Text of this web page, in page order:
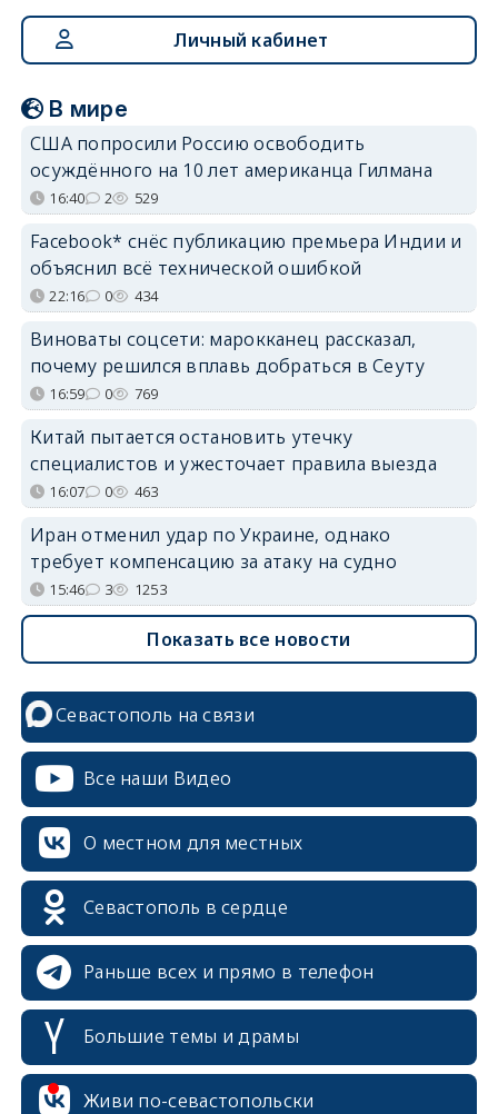
Личный кабинет
В мире
США попросили Россию освободить
осуждённого на 10 лет американца Гилмана
16:40 2 529
Facebook* снёс публикацию премьера Индии и
объяснил всё технической ошибкой
22:16 0 434
Виноваты соцсети: марокканец рассказал,
почему решился вплавь добраться в Сеуту
16:59 0 769
Китай пытается остановить утечку
специалистов и ужесточает правила выезда
16:07 0 463
Иран отменил удар по Украине, однако
требует компенсацию за атаку на судно
15:46 3 1253
Показать все новости
Севастополь на связи
Все наши Видео
О местном для местных
Севастополь в сердце
Раньше всех и прямо в телефон
Большие темы и драмы
Живи по-севастопольски
erid: 2SDnjcrDNw6